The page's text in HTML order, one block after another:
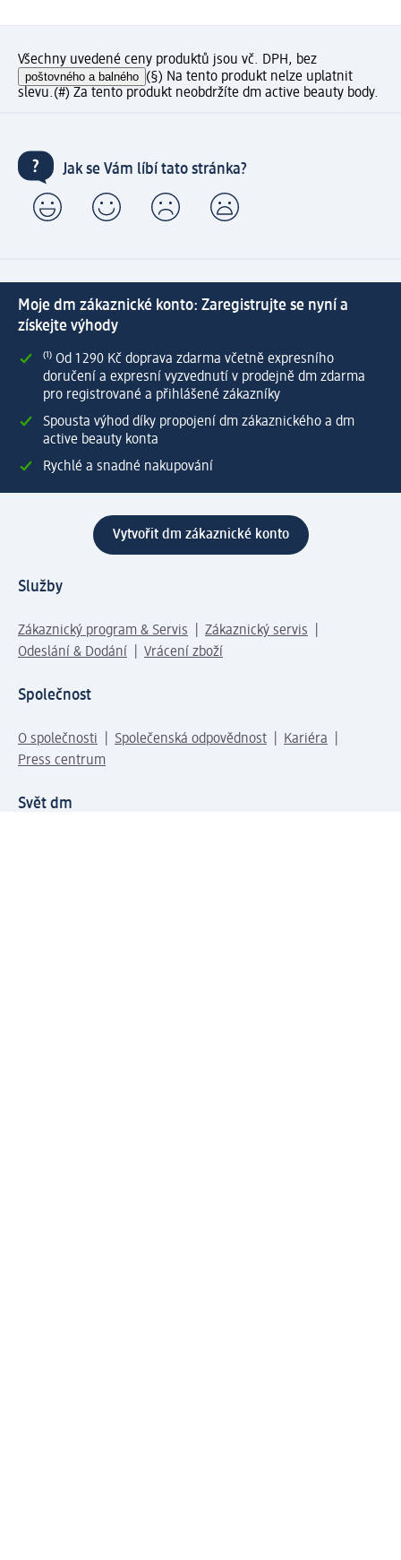
Všechny uvedené ceny produktů jsou vč. DPH, bez
poštovného a balného (§) Na tento produkt nelze uplatnit
slevu.(#) Za tento produkt neobdržíte dm active beauty body.
Jak se Vám líbí tato stránka?
Moje dm zákaznické konto: Zaregistrujte se nyní a
získejte výhody
⁽¹⁾ Od 1 290 Kč doprava zdarma včetně expresního
doručení a expresní vyzvednutí v prodejně dm zdarma
pro registrované a přihlášené zákazníky
Spousta výhod díky propojení dm zákaznického a dm
active beauty konta
Rychlé a snadné nakupování
Vytvořit dm zákaznické konto
Služby
Zákaznický program & Servis
Zákaznický servis
Odeslání & Dodání
Vrácení zboží
Společnost
O společnosti Společenská odpovědnost
Kariéra
Press centrum
Svět dm